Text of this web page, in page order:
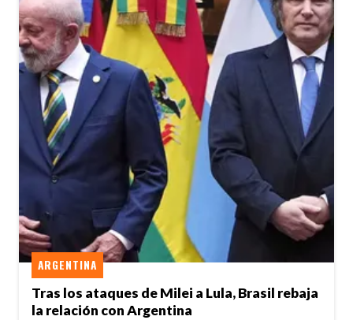
Tras los ataques de Milei a Lula, Brasil rebaja
la relación con Argentina
ARGENTINA